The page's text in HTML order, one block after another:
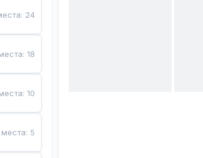
: 24
:18
:10
: 5